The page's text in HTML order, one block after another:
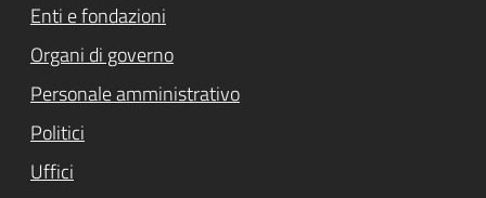
Enti e fondazioni
Organi di governo
Personale amministrativo
Politici
Uffici